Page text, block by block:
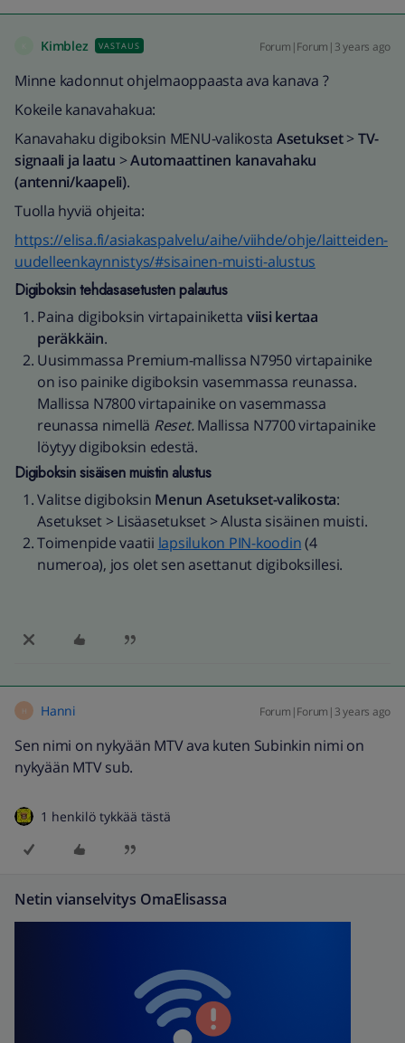
Kimblez VASTAUS Forum|Forum|3 years ago
Minne kadonnut ohjelmaoppaasta ava kanava ?
Kokeile kanavahakua:
Kanavahaku digiboksin MENU-valikosta Asetukset>TV-
signaali ja laatu >Automaattinen kanavahaku
(antenni/kaapeli).
Tuolla hyviä ohjeita:
https://elisa.fi/asiakaspalvelu/aihe/viihde/ohje/laitteiden-
uudelleenkaynnistys/#sisainen-muisti-alustus
Digiboksin tehdasasetusten palautus
Paina digiboksin virtapainiketta viisi kertaa
peräkkäin.
Uusimmassa Premium-mallissa N7950 virtapainike
on iso painike digiboksin vasemmassa reunassa.
Mallissa N7800 virtapainike on vasemmassa
reunassa nimellä Reset. Mallissa N7700 virtapainike
löytyy digiboksin edestä.
Digiboksin sisäisen muistin alustus
Valitse digiboksin Menun Asetukset-valikosta:
Asetukset > Lisäasetukset > Alusta sisäinen muisti.
Toimenpide vaatii lapsilukon PIN-koodin(4
numeroa), jos olet sen asettanut digiboksillesi.
H Hanni Forum|Forum|3 years ago
Sen nimi on nykyään MTV ava kuten Subinkin nimi on
nykyään MTV sub.
1 henkilö tykkää tästä
Netin vianselvitys OmaElisassa